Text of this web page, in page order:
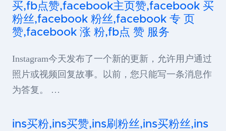
买,fb点赞,facebook主页赞,facebook 买
粉丝,facebook 粉丝,facebook 专 页
赞,facebook 涨 粉,fb点 赞 服务
Instagram今天发布了一个新的更新，允许用户通过
照片或视频回复故事。以前，您只能写一条消息作
为答复。 …
ins买粉,ins买赞,ins刷粉丝,ins买粉丝,ins